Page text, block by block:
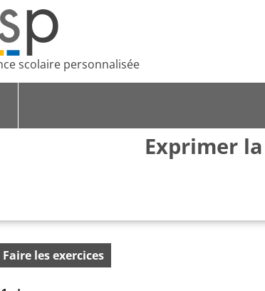
scolaire personnalisée
Exprimer
Faire les exercices